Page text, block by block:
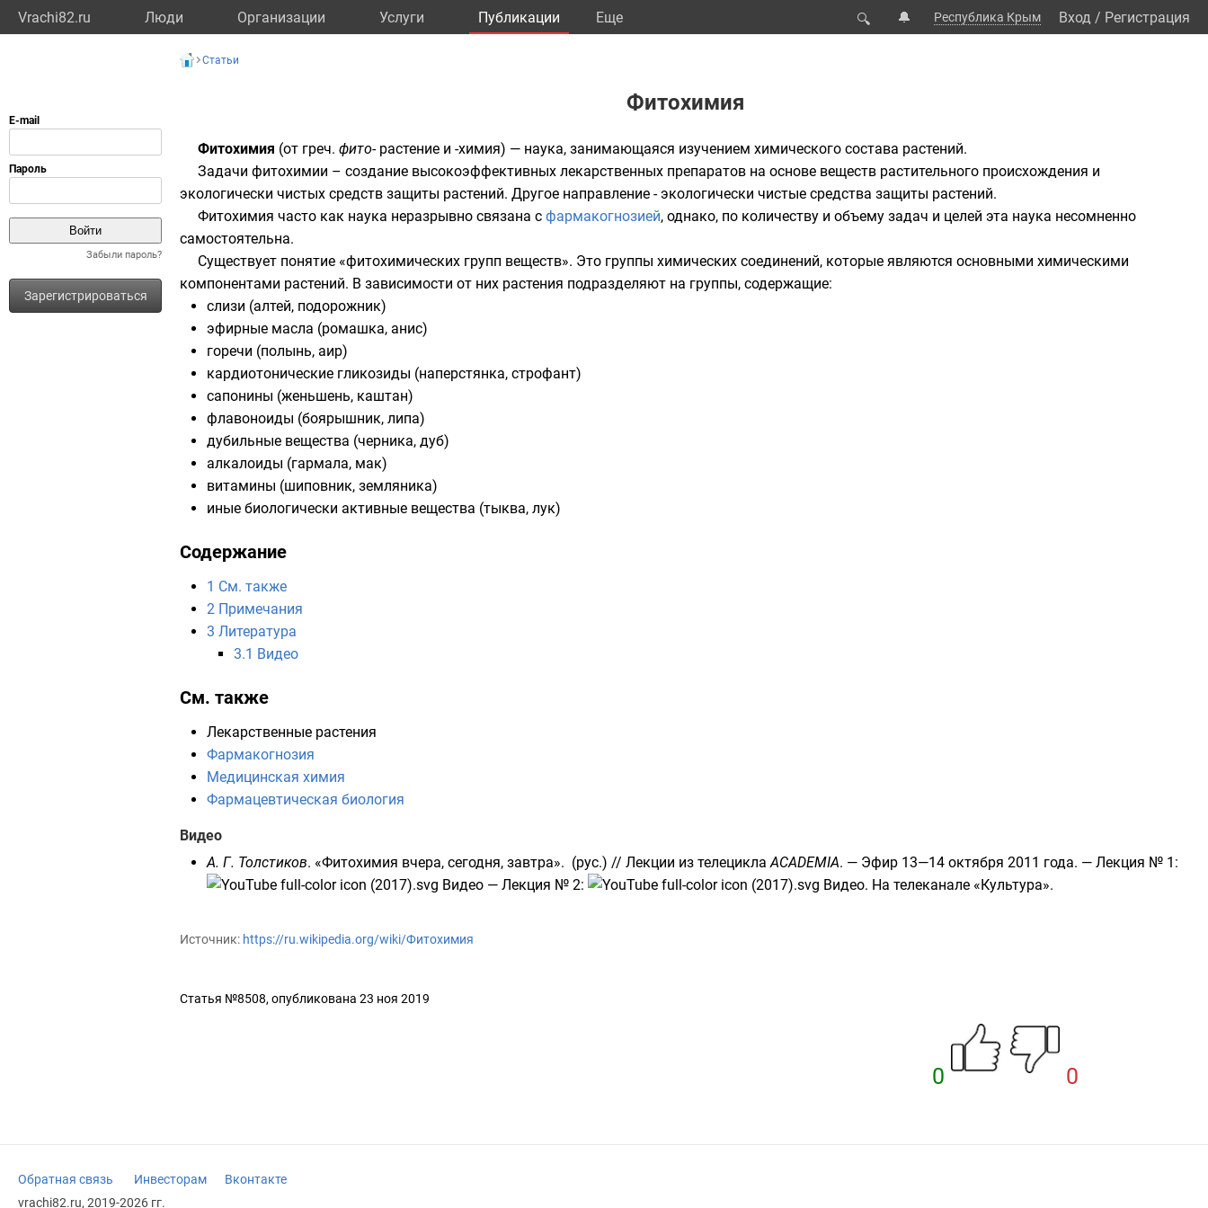
Vrachi82.ru Люди Организации Услуги Публикации Eще 🔍 🔔 Республика Крым Вход / Регистрация
Забыли пароль?
Зарегистрироваться
Статьи
Фитохимия
Фитохимия (от греч. фито- растение и -химия) — наука, занимающаяся изучением химического состава растений.
Задачи фитохимии – создание высокоэффективных лекарственных препаратов на основе веществ растительного происхождения и
экологически чистых средств защиты растений. Другое направление - экологически чистые средства защиты растений.
Фитохимия часто как наука неразрывно связана с фармакогнозией, однако, по количеству и объему задач и целей эта наука несомненно
самостоятельна.
Существует понятие «фитохимических групп веществ». Это группы химических соединений, которые являются основными химическими
компонентами растений. В зависимости от них растения подразделяют на группы, содержащие:
слизи (алтей, подорожник)
эфирные масла (ромашка, анис)
горечи (полынь, аир)
кардиотонические гликозиды (наперстянка, строфант)
сапонины (женьшень, каштан)
флавоноиды (боярышник, липа)
дубильные вещества (черника, дуб)
алкалоиды (гармала, мак)
витамины (шиповник, земляника)
иные биологически активные вещества (тыква, лук)
Содержание
1 См. также
2 Примечания
3 Литература
3.1 Видео
См. также
Лекарственные растения
Фармакогнозия
Медицинская химия
Фармацевтическая биология
Видео
А. Г. Толстиков. «Фитохимия вчера, сегодня, завтра». (рус.) // Лекции из телециклаACADEMIA. — Эфир 13—14 октября 2011 года. — Лекция № 1:
Видео — Лекция № 2: Видео. На телеканале «Культура».
Источник: https://ru.wikipedia.org/wiki/Фитохимия
Статья №8508, опубликована 23 ноя 2019
0 0
Обратная связь Инвесторам
Вконтакте
vrachi82.ru, 2019-2026 гг.